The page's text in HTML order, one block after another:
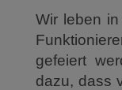
Wir leben
gefeiert
dazu, dass